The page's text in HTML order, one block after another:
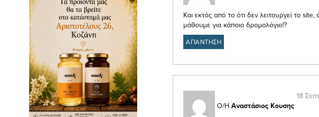
Και εκτός από το ότι δεν λειτουργεί το
μάθουμε για κάποιο δρομολόγιο!?
ΑΠΑΝΤΗΣΗ
Ο/Η Αναστάσιος Κουσης
18